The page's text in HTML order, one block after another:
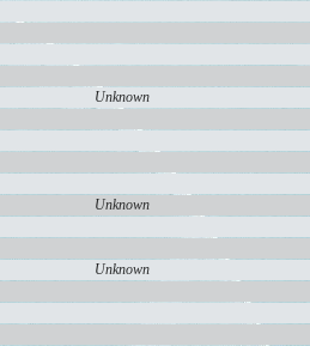
Unknown
Unknown
Unknown